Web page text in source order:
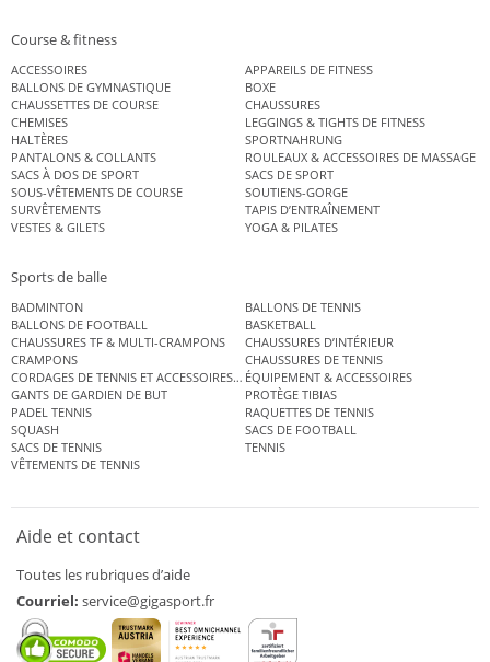
Course & fitness
ACCESSOIRES
APPAREILS DE FITNESS
BALLONS DE GYMNASTIQUE
BOXE
CHAUSSETTES DE COURSE
CHAUSSURES
CHEMISES
LEGGINGS & TIGHTS DE FITNESS
HALTÈRES
SPORTNAHRUNG
PANTALONS & COLLANTS
ROULEAUX & ACCESSOIRES DE MASSAGE
SACS À DOS DE SPORT
SACS DE SPORT
SOUS-VÊTEMENTS DE COURSE
SOUTIENS-GORGE
SURVÊTEMENTS
TAPIS D’ENTRAÎNEMENT
VESTES & GILETS
YOGA & PILATES
Sports de balle
BADMINTON
BALLONS DE TENNIS
BALLONS DE FOOTBALL
BASKETBALL
CHAUSSURES TF & MULTI-CRAMPONS
CHAUSSURES D’INTÉRIEUR
CRAMPONS
CHAUSSURES DE TENNIS
CORDAGES DE TENNIS ET ACCESSOIRES DE TENNISÉQUIPEMENT & ACCESSOIRES
GANTS DE GARDIEN DE BUT
PROTÈGE TIBIAS
PADEL TENNIS
RAQUETTES DE TENNIS
SQUASH
SACS DE FOOTBALL
SACS DE TENNIS
TENNIS
VÊTEMENTS DE TENNIS
Aide et contact
Toutes les rubriques d’aide
Courriel: service@gigasport.fr